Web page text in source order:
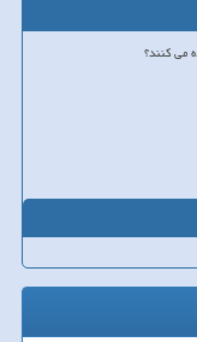
می کنند؟